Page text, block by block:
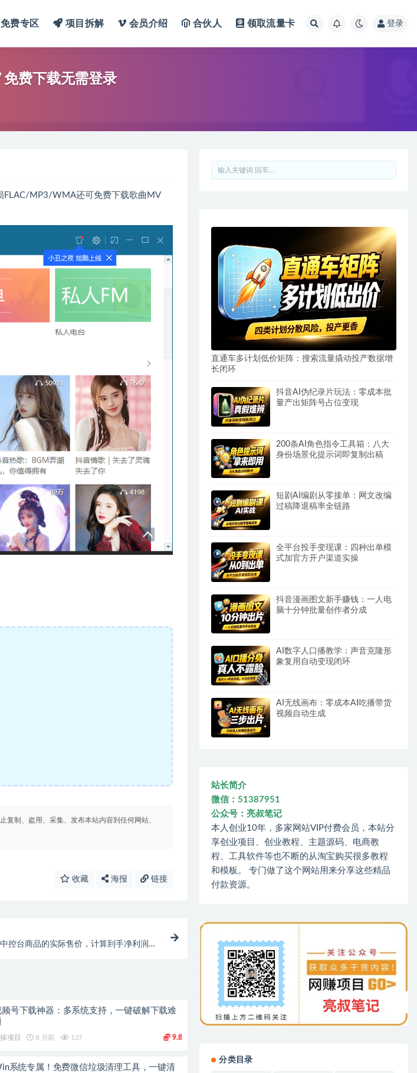
免费专区 项目拆解 会员介绍 合伙人 领取流量卡 登录
费下载无需登录
FLAC/MP3/WMA还可免费下载歌曲MV
复制、盗用、采集、发布本站内容到任何网站、
收藏 海报 链接
控台商品的实际售价，计算到手净利润等
频号下载神器：多系统支持，一键破解下载难
项目 8 月前 127 9.8
系统专属！免费微信垃圾清理工具，一键清
直通车多计划低价矩阵：搜索流量撬动投产数据增
长闭环
抖音AI伪纪录片玩法：零成本批
量产出矩阵号占位变现
200条AI角色指令工具箱：八大
身份场景化提示词即复制出稿
短剧AI编剧从零接单：网文改编
过稿降退稿率全链路
全平台投手变现课：四种出单模
式加官方开户渠道实操
抖音漫画图文新手赚钱：一人电
脑十分钟批量创作者分成
AI数字人口播教学：声音克隆形
象复用自动变现闭环
AI无线画布：零成本AI吃播带货
视频自动生成
站长简介
微信：51387951
公众号：亮叔笔记
本人创业10年，多家网站VIP付费会员，本站分
享创业项目、创业教程、主题源码、电商教
程、工具软件等也不断的从淘宝购买很多教程
和模板。 专门做了这个网站用来分享这些精品
付款资源。
分类目录